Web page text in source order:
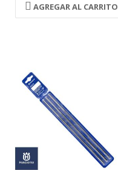
AGREGAR AL CARRITO